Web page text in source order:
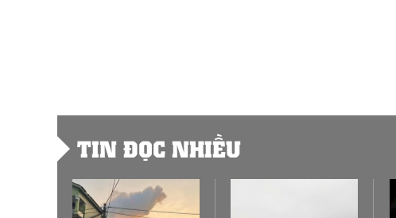
TIN ĐỌC NHIỀU